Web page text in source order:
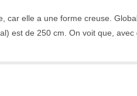
car elle a une forme creuse.
est de 250 cm. On voit que,